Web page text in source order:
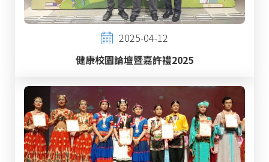
2025-04-12
健康校園論壇暨嘉許禮2025